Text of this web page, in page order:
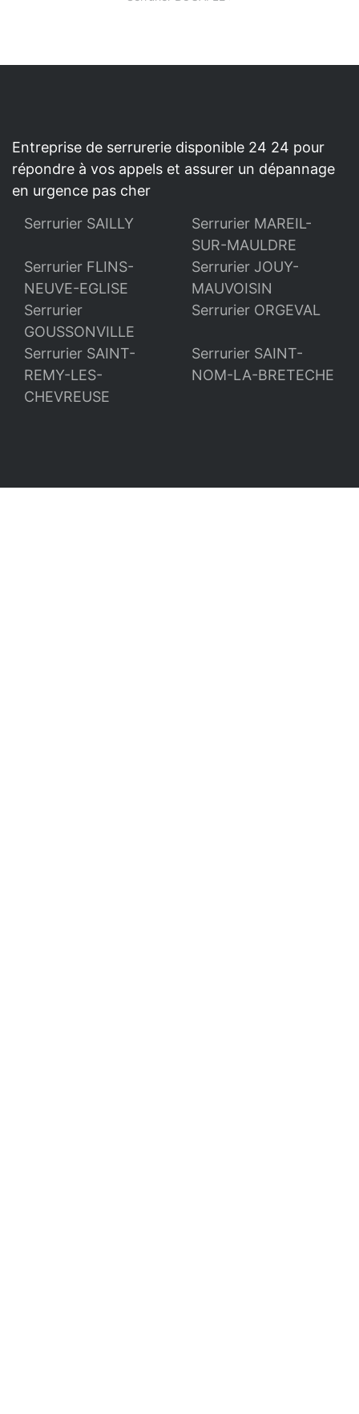
Entreprise de serrurerie disponible 24 24 pour
répondre à vos appels et assurer un dépannage
en urgence pas cher
Serrurier SAILLY
Serrurier MAREIL-
SUR-MAULDRE
Serrurier FLINS-
NEUVE-EGLISE
Serrurier JOUY-
MAUVOISIN
Serrurier
GOUSSONVILLE
Serrurier ORGEVAL
Serrurier SAINT-
REMY-LES-
CHEVREUSE
Serrurier SAINT-
NOM-LA-BRETECHE